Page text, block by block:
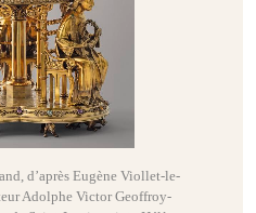
d’après Eugène Viollet-le-
Adolphe Victor Geoffroy-